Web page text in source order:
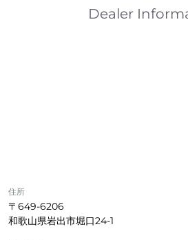
Dealer
住所
〒649-6206
和歌山県岩出市堀口24-1